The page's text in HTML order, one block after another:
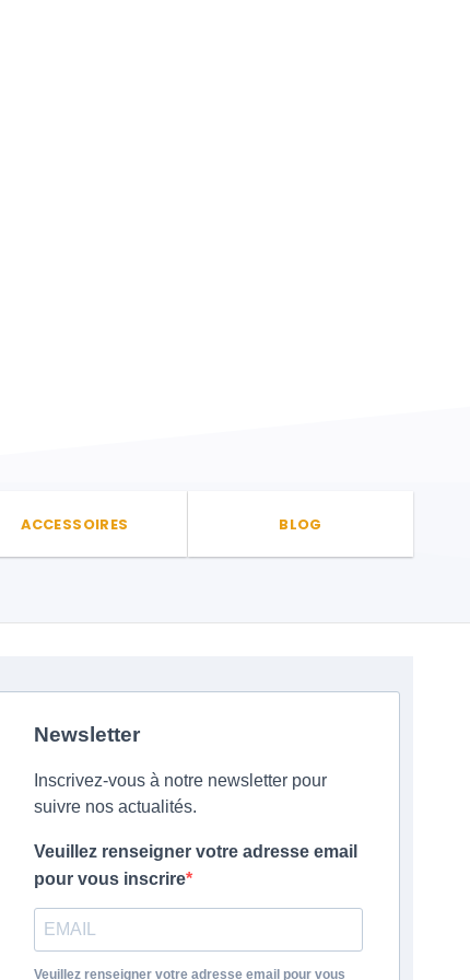
ACCESSOIRES BLOG
Newsletter
Inscrivez-vous à notre newsletter pour
suivre nos actualités.
Veuillez renseigner votre adresse email
pour vous inscrire
Veuillez renseigner votre adresse email pour vous